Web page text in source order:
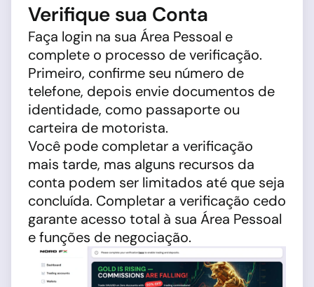
Verifique sua Conta
Faça login na sua Área Pessoal e
complete o processo de verificação.
Primeiro, confirme seu número de
telefone, depois envie documentos de
identidade, como passaporte ou
carteira de motorista.
Você pode completar a verificação
mais tarde, mas alguns recursos da
conta podem ser limitados até que seja
concluída. Completar a verificação cedo
garante acesso total à sua Área Pessoal
e funções de negociação.